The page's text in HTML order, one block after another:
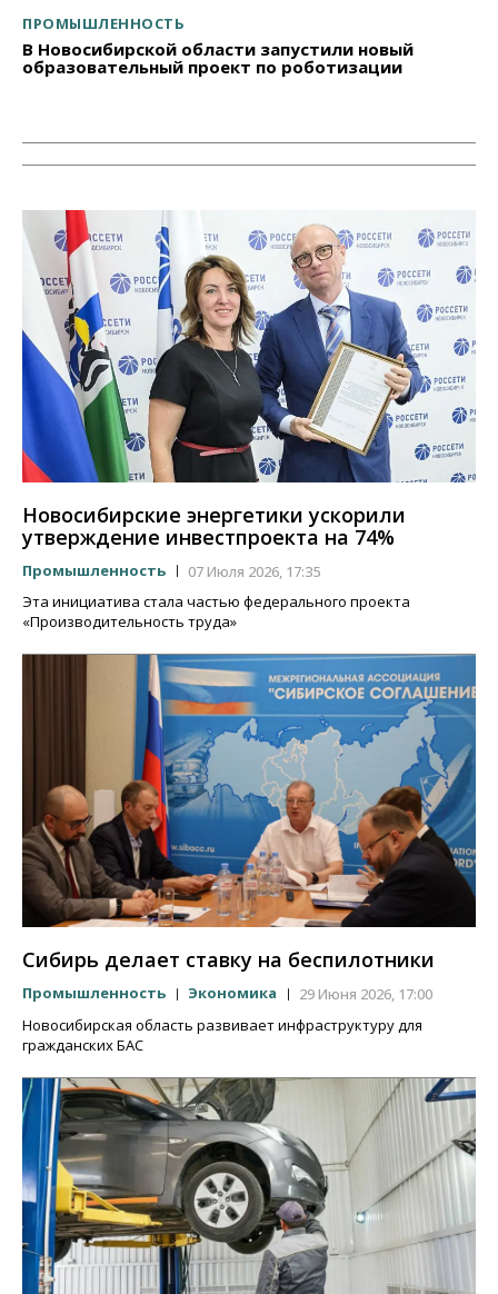
ПРОМЫШЛЕННОСТЬ
В Новосибирской области запустили новый
образовательный проект по роботизации
Новосибирские энергетики ускорили
утверждение инвестпроекта на 74%
Промышленность
07 Июля 2026, 17:35
Эта инициатива стала частью федерального проекта
«Производительность труда»
Сибирь делает ставку на беспилотники
Промышленность Экономика
29 Июня 2026, 17:00
Новосибирская область развивает инфраструктуру для
гражданских БАС